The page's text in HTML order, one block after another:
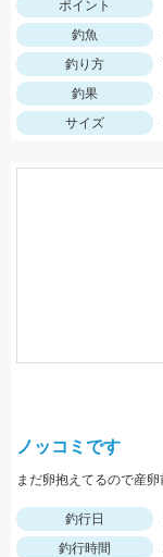
ポイント
釣魚
釣り方
釣果
サイズ
ノッコミです
釣行日
釣行時間